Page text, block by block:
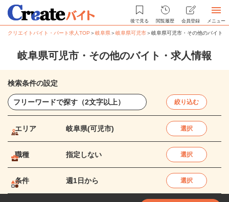
後で見る 閲覧履歴 会員登録 メニュー
クリエイトバイト・パート求人TOP ＞岐阜県＞岐阜県可児市＞岐阜県可児市・その他のバイト
岐阜県可児市・その他のバイト・求人情報
検索条件の設定
絞り込む
エリア 岐阜県(可児市) 選択
職種 指定しない 選択
条件 週1日から 選択